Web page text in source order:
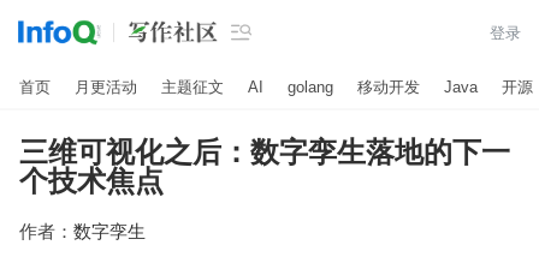
 登录
首页 月更活动 主题征文 AI golang 移动开发 Java 开源
三维可视化之后：数字孪生落地的下一
个技术焦点
作者： 数字孪生